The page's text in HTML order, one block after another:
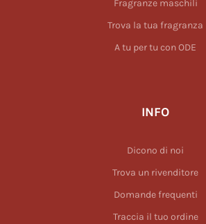
Fragranze maschili
Trova la tua fragranza
A tu per tu con ODE
INFO
Dicono di noi
Trova un rivenditore
Domande frequenti
Traccia il tuo ordine